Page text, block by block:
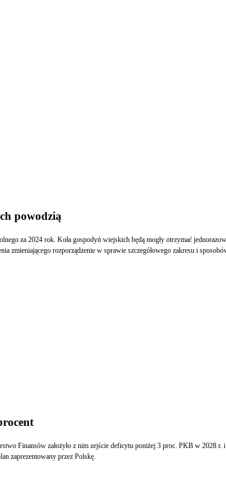
powodzią
za 2024 rok. Koła gospodyń wiejskich będą mogły otrzymać
zmieniającego rozporządzenie w sprawie szczegółowego zakresu i
Finansów założyło z nim zejście deficytu poniżej 3 proc. PKB w 2028
zaprezentowany przez Polskę.